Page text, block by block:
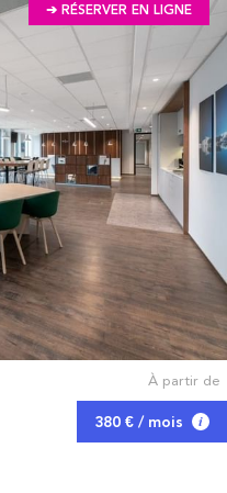
➔ RÉSERVER EN LIGNE
À partir de
380 € / mois